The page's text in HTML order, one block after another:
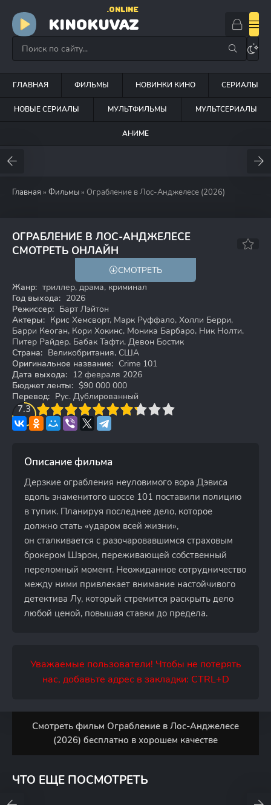
KINOKUVAZ
.ONLINE
ГЛАВНАЯ ФИЛЬМЫ НОВИНКИ КИНО СЕРИАЛЫ
НОВЫЕ СЕРИАЛЫ МУЛЬТФИЛЬМЫ МУЛЬТСЕРИАЛЫ
АНИМЕ
Главная » Фильмы » Ограбление в Лос-Анджелесе (2026)
ОГРАБЛЕНИЕ В ЛОС-АНДЖЕЛЕСЕ
СМОТРЕТЬ ОНЛАЙН
СМОТРЕТЬ
Жанр: триллер, драма, криминал
Год выхода: 2026
Режиссер: Барт Лэйтон
Актеры: Крис Хемсворт, Марк Руффало, Холли Берри,
Барри Кеоган, Кори Хокинс, Моника Барбаро, Ник Нолти,
Питер Райдер, Бабак Тафти, Девон Бостик
Страна: Великобритания, США
Оригинальное название: Crime 101
Дата выхода: 12 февраля 2026
Бюджет ленты: $90 000 000
Перевод: Рус. Дублированный
7.3
4 5 6 7 8 9 10
Описание фильма
Дерзкие ограбления неуловимого вора Дэвиса
вдоль знаменитого шоссе 101 поставили полицию
в тупик. Планируя последнее дело, которое
должно стать «ударом всей жизни»,
он сталкивается с разочаровавшимся страховым
брокером Шэрон, переживающей собственный
переломный момент. Неожиданное сотрудничество
между ними привлекает внимание настойчивого
детектива Лу, который стремится раскрыть дело
любой ценой, повышая ставки до предела.
Уважаемые пользователи! Чтобы не потерять
нас, добавьте адрес в закладки: CTRL+D
Смотреть фильм Ограбление в Лос-Анджелесе
(2026) бесплатно в хорошем качестве
ЧТО ЕЩЕ ПОСМОТРЕТЬ